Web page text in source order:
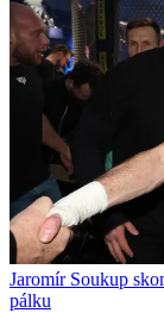
Jaromír Soukup
pálku